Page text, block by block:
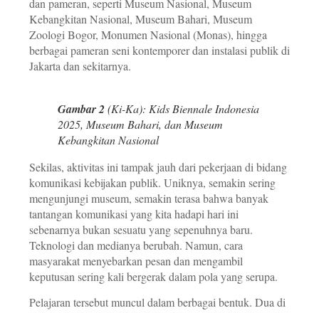
dan pameran, seperti Museum Nasional, Museum
Kebangkitan Nasional, Museum Bahari, Museum
Zoologi Bogor, Monumen Nasional (Monas), hingga
berbagai pameran seni kontemporer dan instalasi publik di
Jakarta dan sekitarnya.
Gambar 2 (Ki-Ka): Kids Biennale Indonesia
2025, Museum Bahari, dan Museum
Kebangkitan Nasional
Sekilas, aktivitas ini tampak jauh dari pekerjaan di bidang
komunikasi kebijakan publik. Uniknya, semakin sering
mengunjungi museum, semakin terasa bahwa banyak
tantangan komunikasi yang kita hadapi hari ini
sebenarnya bukan sesuatu yang sepenuhnya baru.
Teknologi dan medianya berubah. Namun, cara
masyarakat menyebarkan pesan dan mengambil
keputusan sering kali bergerak dalam pola yang serupa.
Pelajaran tersebut muncul dalam berbagai bentuk. Dua di